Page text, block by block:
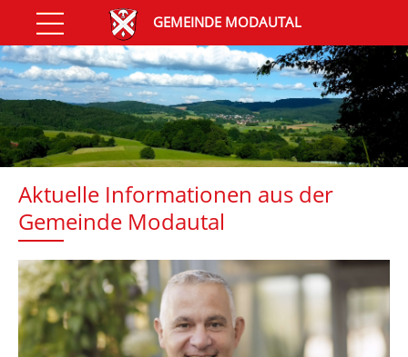
GEMEINDE MODAUTAL
Aktuelle Informationen aus der
Gemeinde Modautal